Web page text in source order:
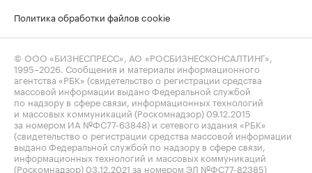
Политика обработки файлов cookie
© ООО «БИЗНЕСПРЕСС», АО «РОСБИЗНЕСКОНСАЛТИНГ»,
1995–2026. Сообщения и материалы информационного
агентства «РБК» (свидетельство о регистрации средства
массовой информации выдано Федеральной службой
по надзору в сфере связи, информационных технологий
и массовых коммуникаций (Роскомнадзор) 09.12.2015
за номером ИА №ФС77-63848) и сетевого издания «РБК»
(свидетельство о регистрации средства массовой информации
выдано Федеральной службой по надзору в сфере связи,
информационных технологий и массовых коммуникаций
(Роскомнадзор) 03.12.2021 за номером ЭЛ №ФС77-82385)